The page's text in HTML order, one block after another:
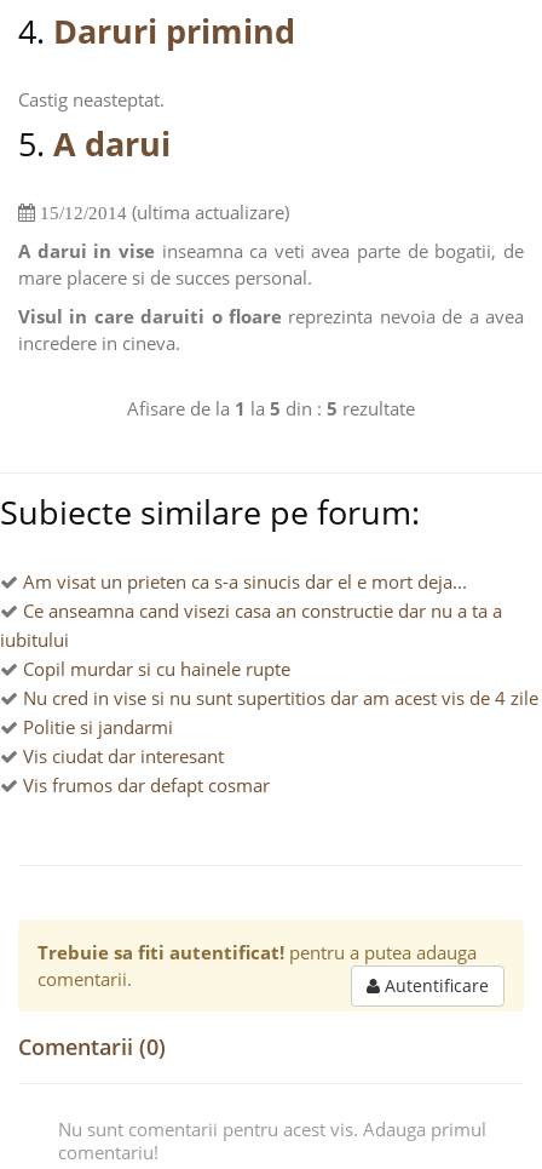
4. Daruri primind
Castig neasteptat.
5. A darui
15/12/2014 (ultima actualizare)
A darui in viseinseamna ca veti avea parte de bogatii, de
mare placere si de succes personal.
Visul in care daruiti o floare reprezinta nevoia de a avea
incredere in cineva.
Afisare de la 1 la 5 din : 5 rezultate
Subiecte similare pe forum:
Am visat un prieten ca s-a sinucis dar el e mort deja...
Ce anseamna cand visezi casa an constructie dar nu a ta a
iubitului
Copil murdar si cu hainele rupte
Nu cred in vise si nu sunt supertitios dar am acest vis de 4 zile
Politie si jandarmi
Vis ciudat dar interesant
Vis frumos dar defapt cosmar
Trebuie sa fiti autentificat! pentru a putea adauga
comentarii.
Autentificare
Comentarii (0)
Nu sunt comentarii pentru acest vis. Adauga primul
comentariu!